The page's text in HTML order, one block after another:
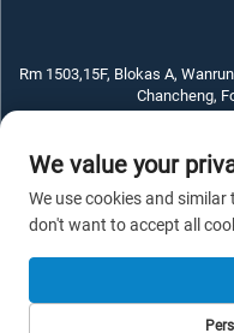
Rm 1503,15F, Blokas A,
Chancheng,
Autorių teisės © 2026
We value your
We use cookies and
don't want to accept all